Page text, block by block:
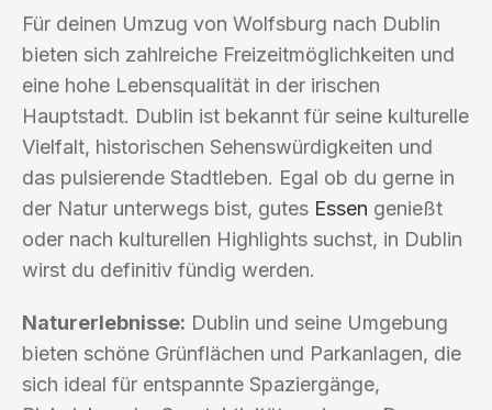
Für deinen Umzug von Wolfsburg nach Dublin
bieten sich zahlreiche Freizeitmöglichkeiten und
eine hohe Lebensqualität in der irischen
Hauptstadt. Dublin ist bekannt für seine kulturelle
Vielfalt, historischen Sehenswürdigkeiten und
das pulsierende Stadtleben. Egal ob du gerne in
der Natur unterwegs bist, gutes Essen genießt
oder nach kulturellen Highlights suchst, in Dublin
wirst du definitiv fündig werden.
Naturerlebnisse: Dublin und seine Umgebung
bieten schöne Grünflächen und Parkanlagen, die
sich ideal für entspannte Spaziergänge,